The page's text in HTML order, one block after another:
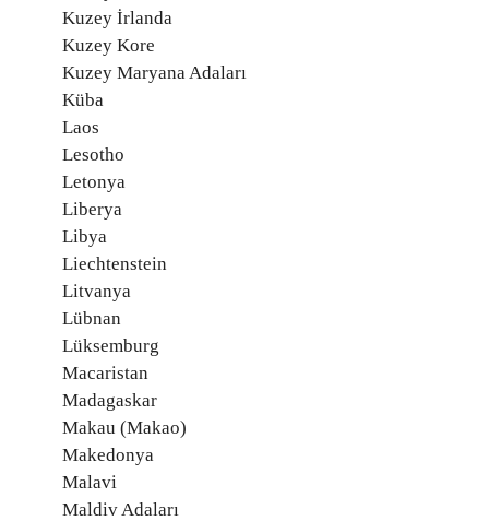
Kuzey İrlanda
Kuzey Kore
Kuzey Maryana Adaları
Küba
Laos
Lesotho
Letonya
Liberya
Libya
Liechtenstein
Litvanya
Lübnan
Lüksemburg
Macaristan
Madagaskar
Makau (Makao)
Makedonya
Malavi
Maldiv Adaları